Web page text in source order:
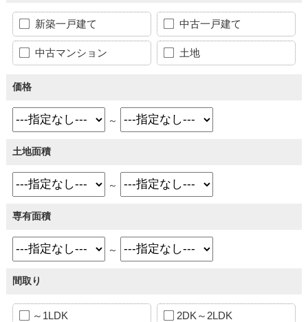
新築一戸建て 中古一戸建て
中古マンション 土地
価格
～
土地面積
～
専有面積
～
間取り
～1LDK 2DK～2LDK